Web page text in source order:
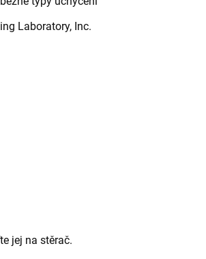
Laboratory, Inc.
jej na stěrač.